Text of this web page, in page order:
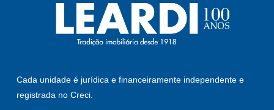
Cada unidade é jurídica e financeiramente independente e
registrada no Creci.